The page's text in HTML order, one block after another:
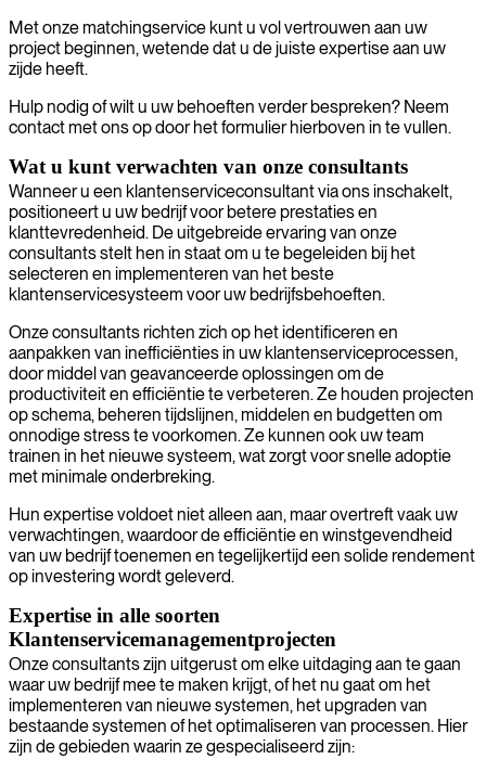
Met onze matchingservice kunt u vol vertrouwen aan uw
project beginnen, wetende dat u de juiste expertise aan uw
zijde heeft.
Hulp nodig of wilt u uw behoeften verder bespreken? Neem
contact met ons op door het formulier hierboven in te vullen.
Wat u kunt verwachten van onze consultants
Wanneer u een klantenserviceconsultant via ons inschakelt,
positioneert u uw bedrijf voor betere prestaties en
klanttevredenheid. De uitgebreide ervaring van onze
consultants stelt hen in staat om u te begeleiden bij het
selecteren en implementeren van het beste
klantenservicesysteem voor uw bedrijfsbehoeften.
Onze consultants richten zich op het identificeren en
aanpakken van inefficiënties in uw klantenserviceprocessen,
door middel van geavanceerde oplossingen om de
productiviteit en efficiëntie te verbeteren. Ze houden projecten
op schema, beheren tijdslijnen, middelen en budgetten om
onnodige stress te voorkomen. Ze kunnen ook uw team
trainen in het nieuwe systeem, wat zorgt voor snelle adoptie
met minimale onderbreking.
Hun expertise voldoet niet alleen aan, maar overtreft vaak uw
verwachtingen, waardoor de efficiëntie en winstgevendheid
van uw bedrijf toenemen en tegelijkertijd een solide rendement
op investering wordt geleverd.
Expertise in alle soorten
Klantenservicemanagementprojecten
Onze consultants zijn uitgerust om elke uitdaging aan te gaan
waar uw bedrijf mee te maken krijgt, of het nu gaat om het
implementeren van nieuwe systemen, het upgraden van
bestaande systemen of het optimaliseren van processen. Hier
zijn de gebieden waarin ze gespecialiseerd zijn: